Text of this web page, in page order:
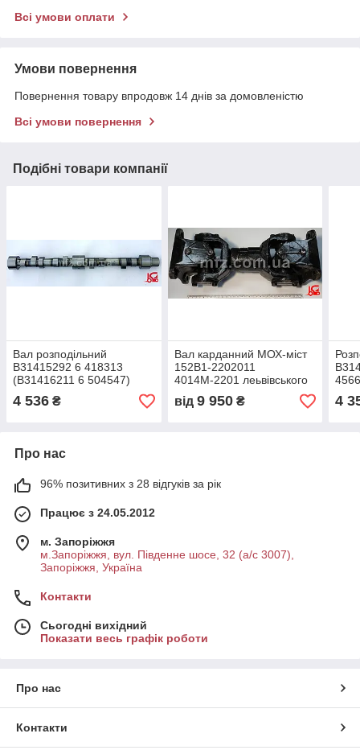
Всі умови оплати
Умови повернення
Повернення товару впродовж 14 днів за домовленістю
Всі умови повернення
Подібні товари компанії
Вал розподільний
В31415292 6 418313
(В31416211 6 504547)
290077 Балканкар Д3900
4 536 ₴
Вал карданний МОХ-міст
152В1-2202011
4014М-2201 леьвівського
навантажувача
від 9 950₴ 4
Про нас
96% позитивних з 28 відгуків за рік
Працює з 24.05.2012
м. Запоріжжя
м.Запоріжжя, вул. Південне шосе, 32 (а/с 3007),
Запоріжжя, Україна
Контакти
Сьогодні вихідний
Показати весь графік роботи
Про нас
Контакти